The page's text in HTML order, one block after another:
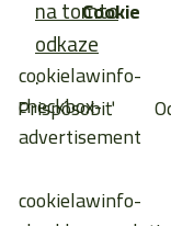
na tomto
odkaze
.
Prispôsobiť
Cookie
cookielawinfo-
checkbox-
advertisement
cookielawinfo-